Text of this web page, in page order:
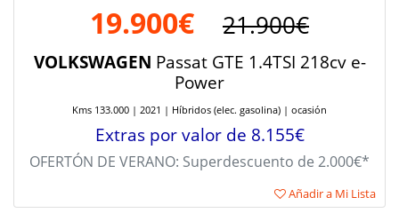
19.900€ 21.900€
VOLKSWAGEN Passat GTE 1.4TSI 218cv e-
Power
Kms 133.000 | 2021 | Híbridos (elec. gasolina) | ocasión
Extras por valor de 8.155€
OFERTÓN DE VERANO: Superdescuento de 2.000€*
Añadir a Mi Lista